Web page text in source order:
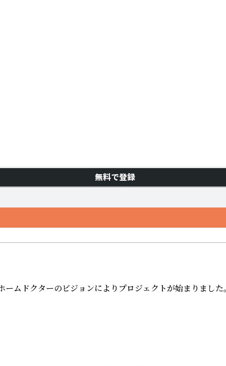
無料で登録
ームドクターのビジョンによりプロジェクトが始まりました